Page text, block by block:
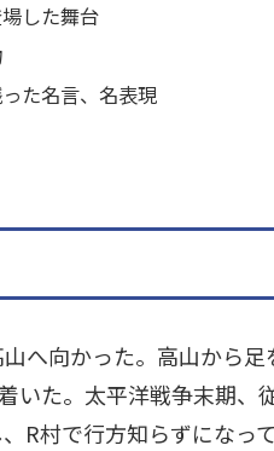
した舞台
た名言、名表現
へ向かった。高山から
いた。太平洋戦争末期、
R村で行方知らずになっ